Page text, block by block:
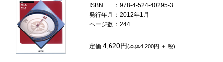
ISBN
：978-4-524-40295-3
発行年月
：2012年1月
ページ数 ：244
定価4,620円(本体4,200円 ＋ 税)